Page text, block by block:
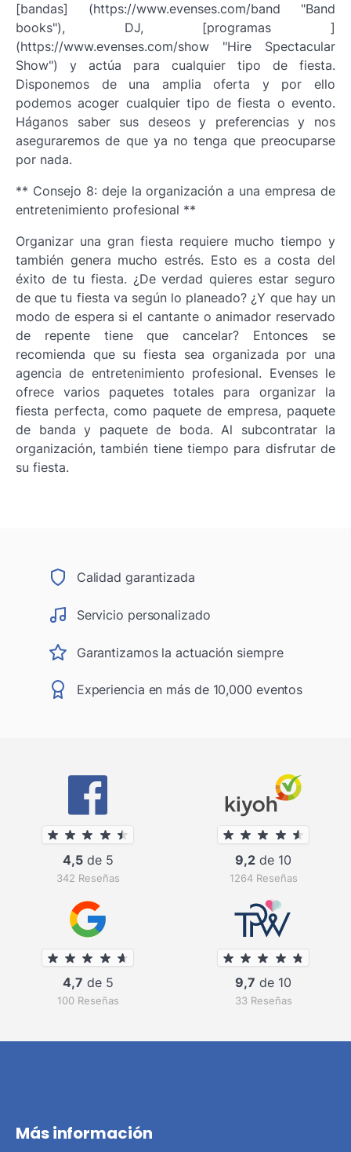
[bandas] (https://www.evenses.com/band "Band
books"), DJ, [programas ]
(https://www.evenses.com/show "Hire Spectacular
Show") y actúa para cualquier tipo de fiesta.
Disponemos de una amplia oferta y por ello
podemos acoger cualquier tipo de fiesta o evento.
Háganos saber sus deseos y preferencias y nos
aseguraremos de que ya no tenga que preocuparse
por nada.
** Consejo 8: deje la organización a una empresa de
entretenimiento profesional **
Organizar una gran fiesta requiere mucho tiempo y
también genera mucho estrés. Esto es a costa del
éxito de tu fiesta. ¿De verdad quieres estar seguro
de que tu fiesta va según lo planeado? ¿Y que hay un
modo de espera si el cantante o animador reservado
de repente tiene que cancelar? Entonces se
recomienda que su fiesta sea organizada por una
agencia de entretenimiento profesional. Evenses le
ofrece varios paquetes totales para organizar la
fiesta perfecta, como paquete de empresa, paquete
de banda y paquete de boda. Al subcontratar la
organización, también tiene tiempo para disfrutar de
su fiesta.
Calidad garantizada
Servicio personalizado
Garantizamos la actuación siempre
Experiencia en más de 10,000 eventos
4,5de 5
342 Reseñas
9,2 de 10
1264 Reseñas
4,7 de 5
100 Reseñas
9,7 de 10
33 Reseñas
Más información